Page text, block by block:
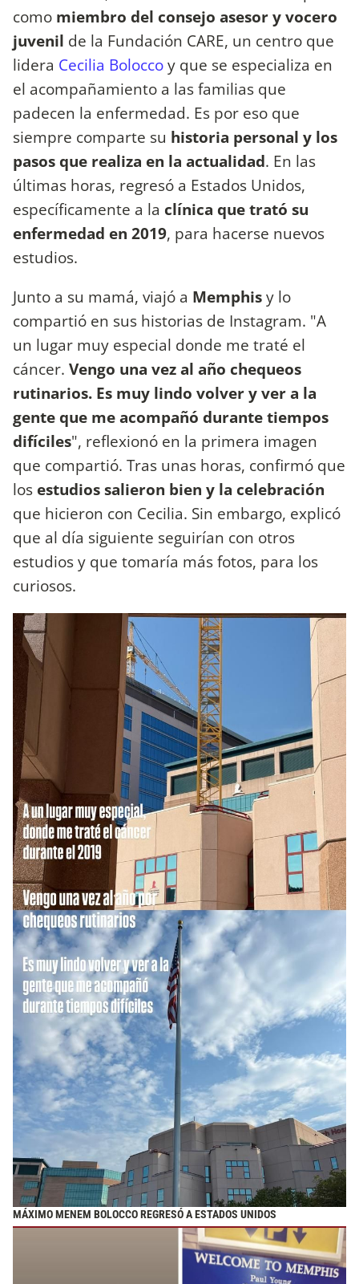
como miembro del consejo asesor y vocero
juvenil de la Fundación CARE, un centro que
lidera Cecilia Boloccoy que se especializa en
el acompañamiento a las familias que
padecen la enfermedad. Es por eso que
siempre comparte su historia personal y los
pasos que realiza en la actualidad. En las
últimas horas, regresó a Estados Unidos,
específicamente a la clínica que trató su
enfermedad en 2019, para hacerse nuevos
estudios.
Junto a su mamá, viajó a Memphisy lo
compartió en sus historias de Instagram. "A
un lugar muy especial donde me traté el
cáncer. Vengo una vez al año chequeos
rutinarios. Es muy lindo volver y ver a la
gente que me acompañó durante tiempos
difíciles", reflexionó en la primera imagen
que compartió. Tras unas horas, confirmó que
los estudios salieron bien y la celebración
que hicieron con Cecilia. Sin embargo, explicó
que al día siguiente seguirían con otros
estudios y que tomaría más fotos, para los
curiosos.
MÁXIMO MENEM BOLOCCO REGRESÓ A ESTADOS UNIDOS